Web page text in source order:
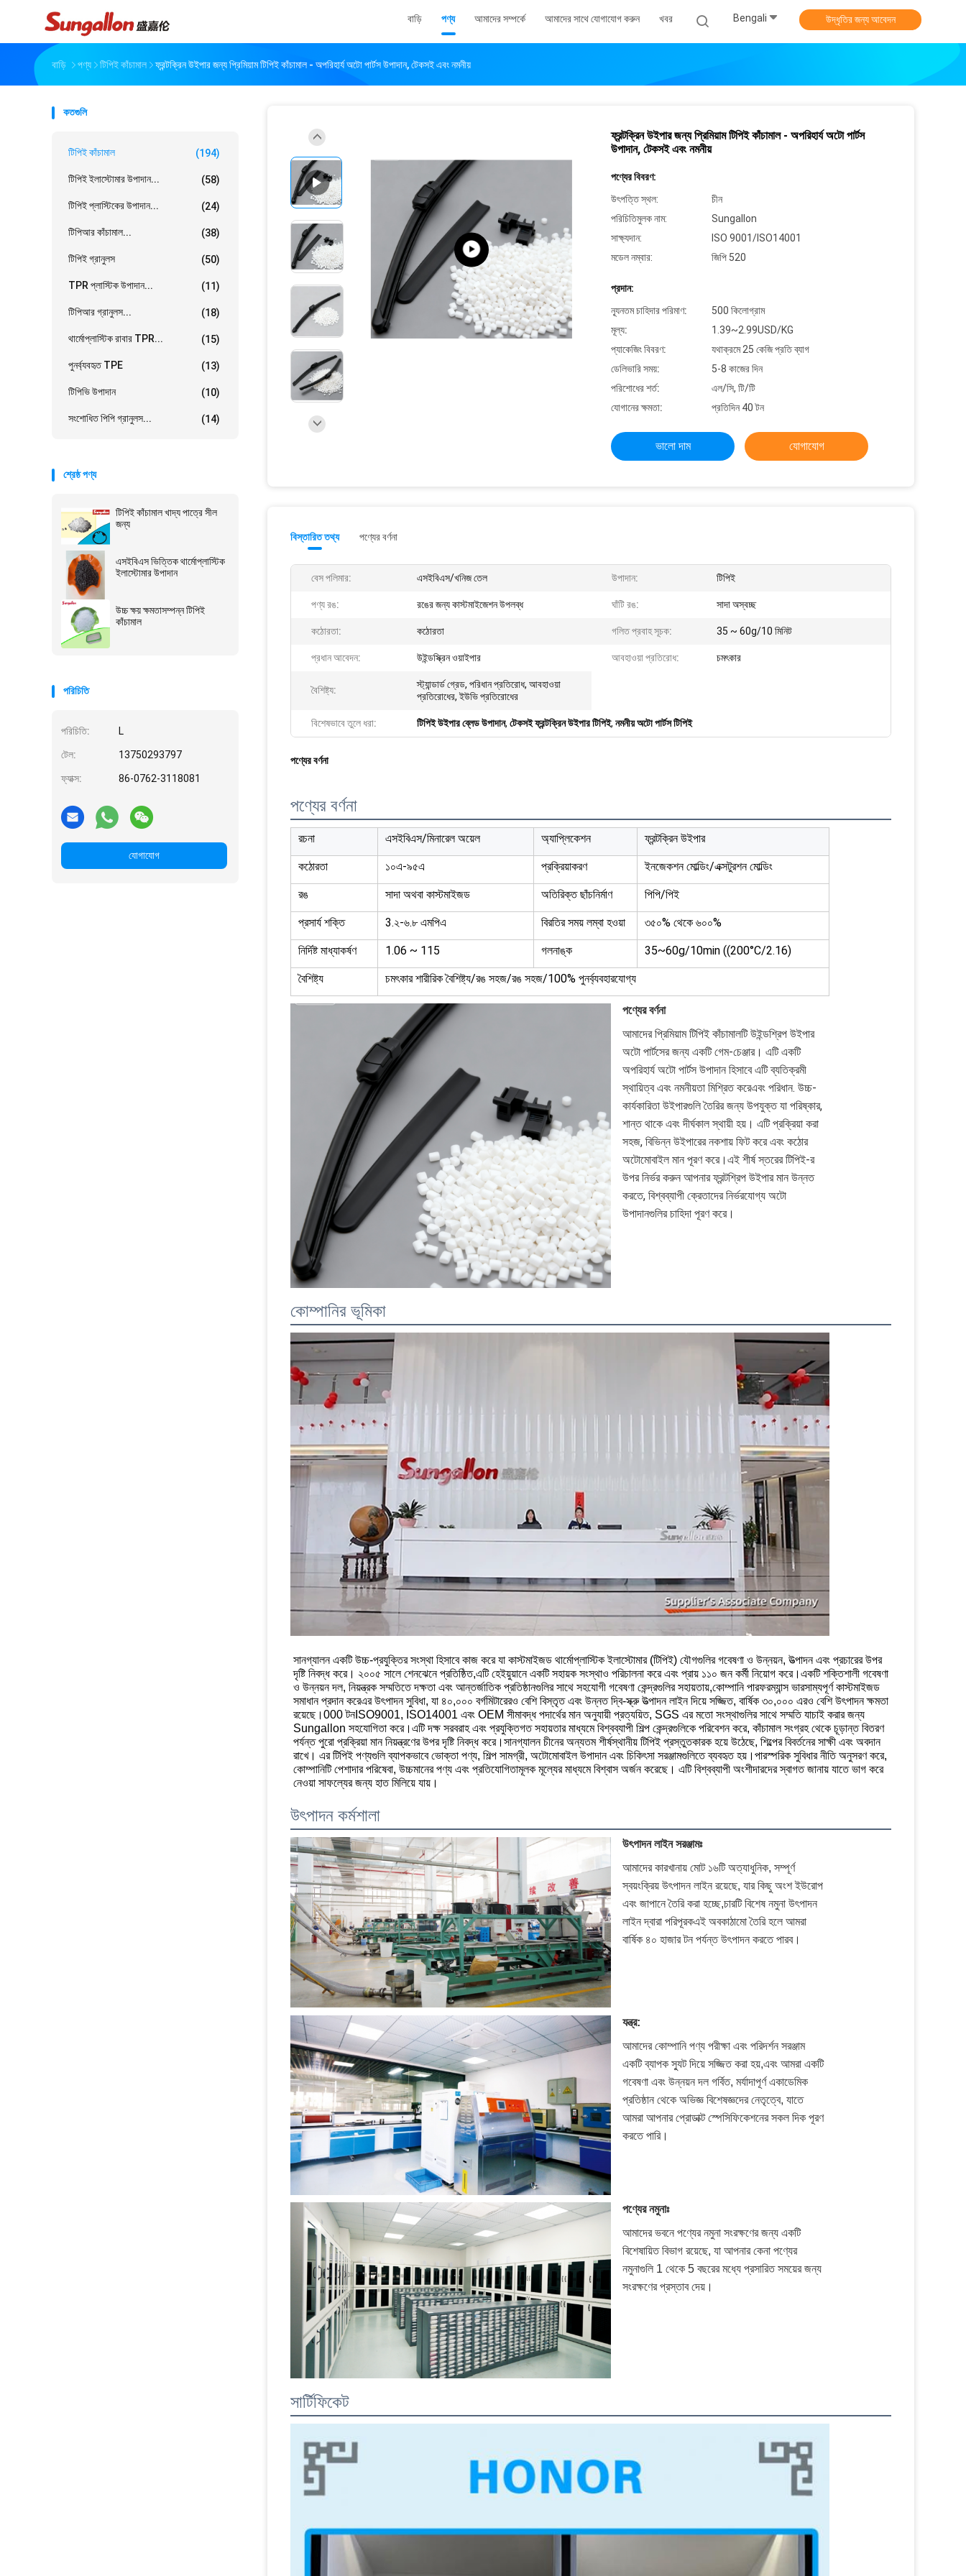
বাড়ি পণ্য আমাদের সম্পর্কে আমাদের সাথে যোগাযোগ করুন খবর Bengali উদ্ধৃতির জন্য আবেদন
বাড়ি পণ্য টিপিই কাঁচামাল ফ্রন্টক্রিন উইপার জন্য প্রিমিয়াম টিপিই কাঁচামাল - অপরিহার্য অটো পার্টস উপাদান, টেকসই এবং নমনীয়
কতগুলি
টিপিই কাঁচামাল (194)
টিপিই ইলাস্টোমার উপাদান... (58)
টিপিই প্লাস্টিকের উপাদান... (24)
টিপিআর কাঁচামাল... (38)
টিপিই গ্রানুলস (50)
TPR প্লাস্টিক উপাদান... (11)
টিপিআর গ্রানুলস... (18)
থার্মোপ্লাস্টিক রাবার TPR... (15)
পুনর্ব্যবহৃত TPE (13)
টিপিভি উপাদান (10)
সংশোধিত পিপি গ্রানুলস... (14)
শ্রেষ্ঠ পণ্য
টিপিই কাঁচামাল খাদ্য পাত্রে সীল
জন্য
এসইবিএস ভিত্তিক থার্মোপ্লাস্টিক
ইলাস্টোমার উপাদান
উচ্চ ক্ষয় ক্ষমতাসম্পন্ন টিপিই
কাঁচামাল
পরিচিতি
পরিচিতি: L
টেল: 13750293797
ফ্যাক্স: 86-0762-3118081
যোগাযোগ
ফ্রন্টক্রিন উইপার জন্য প্রিমিয়াম টিপিই কাঁচামাল - অপরিহার্য অটো পার্টস
উপাদান, টেকসই এবং নমনীয়
পণ্যের বিবরণ:
উৎপত্তি স্থল:
চীন
পরিচিতিমুলক নাম:
Sungallon
সাক্ষ্যদান:
ISO 9001/ISO14001
মডেল নম্বার:
জিপি 520
প্রদান:
ন্যূনতম চাহিদার পরিমাণ:
500 কিলোগ্রাম
মূল্য:
1.39~2.99USD/KG
প্যাকেজিং বিবরণ:
যথাক্রমে 25 কেজি প্রতি ব্যাগ
ডেলিভারি সময়:
5-8 কাজের দিন
পরিশোধের শর্ত:
এল/সি, টি/টি
যোগানের ক্ষমতা:
প্রতিদিন 40 টন
ভালো দাম যোগাযোগ
বিস্তারিত তথ্য পণ্যের বর্ণনা
বেস পলিমার: এসইবিএস/খনিজ তেল উপাদান: টিপিই
পণ্য রঙ: রঙের জন্য কাস্টমাইজেশন উপলব্ধ ঘাঁটি রঙ: সাদা অস্বচ্ছ
কঠোরতা: কঠোরতা গলিত প্রবাহ সূচক: 35 ~ 60g/10 মিনিট
প্রধান আবেদন: উইন্ডস্ক্রিন ওয়াইপার আবহাওয়া প্রতিরোধ: চমৎকার
বৈশিষ্ট্য:
স্ট্যান্ডার্ড গ্রেড, পরিধান প্রতিরোধ, আবহাওয়া
প্রতিরোধের, ইউভি প্রতিরোধের
বিশেষভাবে তুলে ধরা: টিপিই উইপার ব্লেড উপাদান, টেকসই ফ্রন্টক্রিন উইপার টিপিই, নমনীয় অটো পার্টস টিপিই
পণ্যের বর্ণনা
পণ্যের বর্ণনা
রচনা এসইবিএস/মিনারেল অয়েল অ্যাপ্লিকেশন ফ্রন্টক্রিন উইপার
কঠোরতা ১০এ-৯৫এ প্রক্রিয়াকরণ ইনজেকশন মোল্ডিং/এক্সটুরশন মোল্ডিং
রঙ সাদা অথবা কাস্টমাইজড অতিরিক্ত ছাঁচনির্মাণ পিপি/পিই
প্রসার্য শক্তি 3.২-৬.৮ এমপিএ বিরতির সময় লম্বা হওয়া ৩৫০% থেকে ৬০০%
নির্দিষ্ট মাধ্যাকর্ষণ 1.06 ~ 115 গলনাঙ্ক 35~60g/10min ((200°C/2.16)
বৈশিষ্ট্য চমৎকার শারীরিক বৈশিষ্ট্য/রঙ সহজ/রঙ সহজ/100% পুনর্ব্যবহারযোগ্য
পণ্যের বর্ণনা
আমাদের প্রিমিয়াম টিপিই কাঁচামালটি উইন্ডশ্রিপ উইপার
অটো পার্টসের জন্য একটি গেম-চেঞ্জার। এটি একটি
অপরিহার্য অটো পার্টস উপাদান হিসাবে এটি ব্যতিক্রমী
স্থায়িত্ব এবং নমনীয়তা মিশ্রিত করেএবং পরিধান. উচ্চ-
কার্যকারিতা উইপারগুলি তৈরির জন্য উপযুক্ত যা পরিষ্কার,
শান্ত থাকে এবং দীর্ঘকাল স্থায়ী হয়। এটি প্রক্রিয়া করা
সহজ, বিভিন্ন উইপারের নকশায় ফিট করে এবং কঠোর
অটোমোবাইল মান পূরণ করে।এই শীর্ষ স্তরের টিপিই-র
উপর নির্ভর করুন আপনার ফ্রন্টশ্রিপ উইপার মান উন্নত
করতে, বিশ্বব্যাপী ক্রেতাদের নির্ভরযোগ্য অটো
উপাদানগুলির চাহিদা পূরণ করে।
কোম্পানির ভূমিকা
03:00
সানগ্যালন একটি উচ্চ-প্রযুক্তির সংস্থা হিসাবে কাজ করে যা কাস্টমাইজড থার্মোপ্লাস্টিক ইলাস্টোমার (টিপিই) যৌগগুলির গবেষণা ও উন্নয়ন, উত্পাদন এবং প্রচারের উপর
দৃষ্টি নিবদ্ধ করে। ২০০৫ সালে শেনঝেনে প্রতিষ্ঠিত,এটি হেইয়ুয়ানে একটি সহায়ক সংস্থাও পরিচালনা করে এবং প্রায় ১১০ জন কর্মী নিয়োগ করে।একটি শক্তিশালী গবেষণা
ও উন্নয়ন দল, নিয়ন্ত্রক সম্মতিতে দক্ষতা এবং আন্তর্জাতিক প্রতিষ্ঠানগুলির সাথে সহযোগী গবেষণা কেন্দ্রগুলির সহায়তায়,কোম্পানি পারফরম্যান্স ভারসাম্যপূর্ণ কাস্টমাইজড
সমাধান প্রদান করেএর উৎপাদন সুবিধা, যা ৪০,০০০ বর্গমিটারেরও বেশি বিস্তৃত এবং উন্নত দ্বি-স্ক্রু উত্পাদন লাইন দিয়ে সজ্জিত, বার্ষিক ৩০,০০০ এরও বেশি উৎপাদন ক্ষমতা
রয়েছে।000 টনISO9001, ISO14001 এবং OEM সীমাবদ্ধ পদার্থের মান অনুযায়ী প্রত্যয়িত, SGS এর মতো সংস্থাগুলির সাথে সম্মতি যাচাই করার জন্য
Sungallon সহযোগিতা করে।এটি দক্ষ সরবরাহ এবং প্রযুক্তিগত সহায়তার মাধ্যমে বিশ্বব্যাপী শিল্প কেন্দ্রগুলিকে পরিবেশন করে, কাঁচামাল সংগ্রহ থেকে চূড়ান্ত বিতরণ
পর্যন্ত পুরো প্রক্রিয়া মান নিয়ন্ত্রণের উপর দৃষ্টি নিবদ্ধ করে।সানগ্যালন চীনের অন্যতম শীর্ষস্থানীয় টিপিই প্রস্তুতকারক হয়ে উঠেছে, শিল্পের বিবর্তনের সাক্ষী এবং অবদান
রাখে। এর টিপিই পণ্যগুলি ব্যাপকভাবে ভোক্তা পণ্য, শিল্প সামগ্রী, অটোমোবাইল উপাদান এবং চিকিৎসা সরঞ্জামগুলিতে ব্যবহৃত হয়।পারস্পরিক সুবিধার নীতি অনুসরণ করে,
কোম্পানিটি পেশাদার পরিষেবা, উচ্চমানের পণ্য এবং প্রতিযোগিতামূলক মূল্যের মাধ্যমে বিশ্বাস অর্জন করেছে। এটি বিশ্বব্যাপী অংশীদারদের স্বাগত জানায় যাতে ভাগ করে
নেওয়া সাফল্যের জন্য হাত মিলিয়ে যায়।
উৎপাদন কর্মশালা
উৎপাদন লাইন সরঞ্জামঃ
আমাদের কারখানায় মোট ১৬টি অত্যাধুনিক, সম্পূর্ণ
স্বয়ংক্রিয় উৎপাদন লাইন রয়েছে, যার কিছু অংশ ইউরোপ
এবং জাপানে তৈরি করা হচ্ছে,চারটি বিশেষ নমুনা উৎপাদন
লাইন দ্বারা পরিপূরকএই অবকাঠামো তৈরি হলে আমরা
বার্ষিক ৪০ হাজার টন পর্যন্ত উৎপাদন করতে পারব।
যন্ত্র:
আমাদের কোম্পানি পণ্য পরীক্ষা এবং পরিদর্শন সরঞ্জাম
একটি ব্যাপক স্যুট দিয়ে সজ্জিত করা হয়,এবং আমরা একটি
গবেষণা এবং উন্নয়ন দল গর্বিত, মর্যাদাপূর্ণ একাডেমিক
প্রতিষ্ঠান থেকে অভিজ্ঞ বিশেষজ্ঞদের নেতৃত্বে, যাতে
আমরা আপনার প্রোডাক্ট স্পেসিফিকেশনের সকল দিক পূরণ
করতে পারি।
পণ্যের নমুনাঃ
আমাদের ভবনে পণ্যের নমুনা সংরক্ষণের জন্য একটি
বিশেষায়িত বিভাগ রয়েছে, যা আপনার কেনা পণ্যের
নমুনাগুলি 1 থেকে 5 বছরের মধ্যে প্রসারিত সময়ের জন্য
সংরক্ষণের প্রস্তাব দেয়।
সার্টিফিকেট